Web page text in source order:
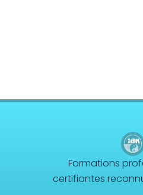
Analyse Transactionnelle
Formations
certifiantes